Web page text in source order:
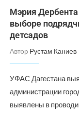
Мэрия
выборе
детсадов
Автор Рустам Каниев
УФАС Дагестана
администрации
выявлены в